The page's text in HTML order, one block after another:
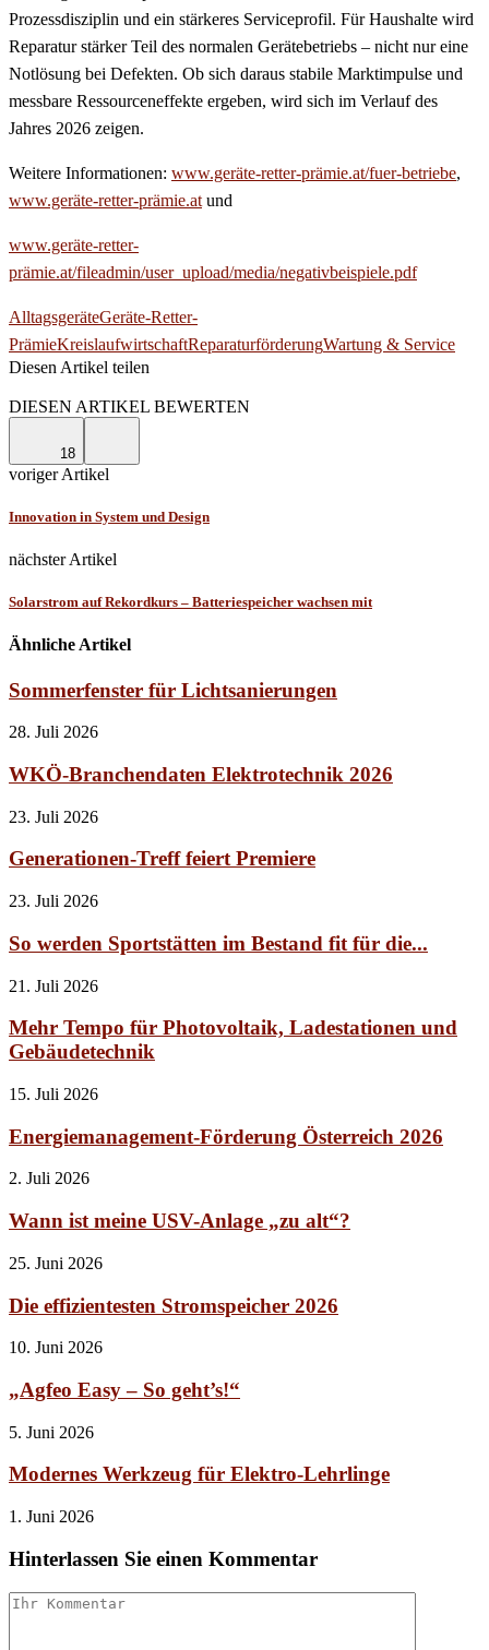
Prozessdisziplin und ein stärkeres Serviceprofil. Für Haushalte wird
Reparatur stärker Teil des normalen Gerätebetriebs – nicht nur eine
Notlösung bei Defekten. Ob sich daraus stabile Marktimpulse und
messbare Ressourceneffekte ergeben, wird sich im Verlauf des
Jahres 2026 zeigen.
Weitere Informationen: www.geräte-retter-prämie.at/fuer-betriebe,
www.geräte-retter-prämie.at und
www.geräte-retter-
prämie.at/fileadmin/user_upload/media/negativbeispiele.pdf
AlltagsgeräteGeräte-Retter-
PrämieKreislaufwirtschaftReparaturförderungWartung & Service
Diesen Artikel teilen
DIESEN ARTIKEL BEWERTEN
18
voriger Artikel
Innovation in System und Design
nächster Artikel
Solarstrom auf Rekordkurs – Batteriespeicher wachsen mit
Ähnliche Artikel
Sommerfenster für Lichtsanierungen
28. Juli 2026
WKÖ-Branchendaten Elektrotechnik 2026
23. Juli 2026
Generationen-Treff feiert Premiere
23. Juli 2026
So werden Sportstätten im Bestand fit für die...
21. Juli 2026
Mehr Tempo für Photovoltaik, Ladestationen und
Gebäudetechnik
15. Juli 2026
Energiemanagement-Förderung Österreich 2026
2. Juli 2026
Wann ist meine USV-Anlage „zu alt“?
25. Juni 2026
Die effizientesten Stromspeicher 2026
10. Juni 2026
„Agfeo Easy – So geht’s!“
5. Juni 2026
Modernes Werkzeug für Elektro-Lehrlinge
1. Juni 2026
Hinterlassen Sie einen Kommentar